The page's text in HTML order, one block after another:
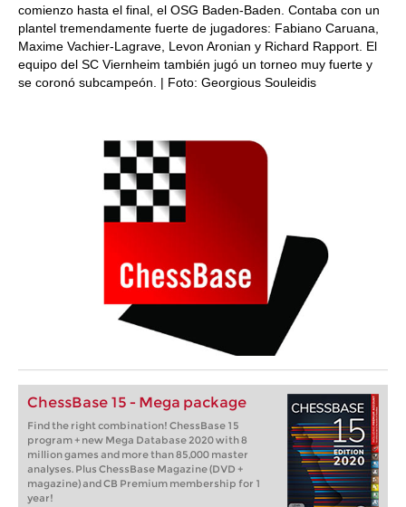
comienzo hasta el final, el OSG Baden-Baden. Contaba con un
plantel tremendamente fuerte de jugadores: Fabiano Caruana,
Maxime Vachier-Lagrave, Levon Aronian y Richard Rapport. El
equipo del SC Viernheim también jugó un torneo muy fuerte y
se coronó subcampeón. | Foto: Georgious Souleidis
ChessBase 15 - Mega package
Find the right combination! ChessBase 15
program + new Mega Database 2020 with 8
million games and more than 85,000 master
analyses. Plus ChessBase Magazine (DVD +
magazine) and CB Premium membership for 1
year!